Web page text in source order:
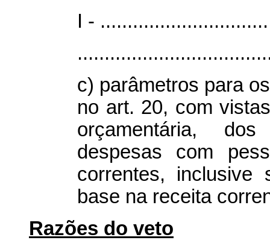
I -
c) parâmetros para
no art. 20, com
orçamentária,
despesas com
correntes, inclusive
base na receita
Razões do veto